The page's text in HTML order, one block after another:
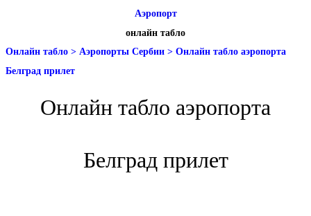
Аэропорт
онлайн табло
Онлайн табло > Аэропорты Сербии > Онлайн табло аэропорта
Белград прилет
Онлайн табло аэропорта
Белград прилет